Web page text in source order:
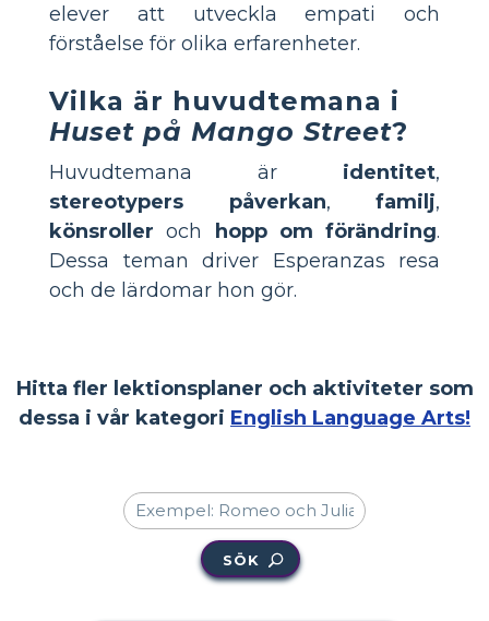
elever att utveckla empati och
förståelse för olika erfarenheter.
Vilka är huvudtemana i
Huset på Mango Street?
Huvudtemana är identitet,
stereotypers påverkan, familj,
könsroller och hopp om förändring.
Dessa teman driver Esperanzas resa
och de lärdomar hon gör.
Hitta fler lektionsplaner och aktiviteter som
dessa i vår kategori English Language Arts!
SÖK